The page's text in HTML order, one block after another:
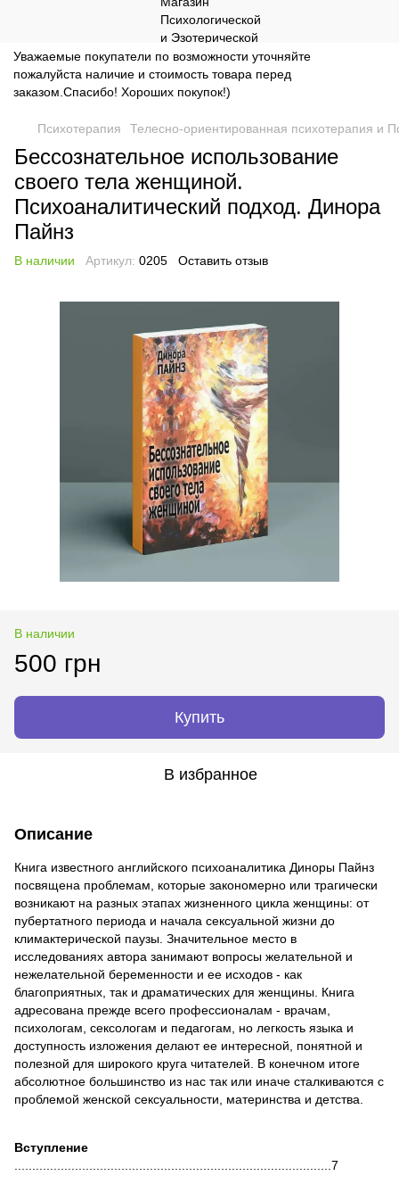
Уважаемые покупатели по возможности уточняйте
пожалуйста наличие и стоимость товара перед
заказом.Спасибо! Хороших покупок!)
Психотерапия Телесно-ориентированная психотерапия и
Бессознательное использование
своего тела женщиной.
Психоаналитический подход. Динора
Пайнз
В наличии Артикул: 0205 Оставить отзыв
В наличии
500 грн
Купить
В избранное
Описание
Книга известного английского психоаналитика Диноры Пайнз
посвящена проблемам, которые закономерно или трагически
возникают на разных этапах жизненного цикла женщины: от
пубертатного периода и начала сексуальной жизни до
климактерической паузы. Значительное место в
исследованиях автора занимают вопросы желательной и
нежелательной беременности и ее исходов - как
благоприятных, так и драматических для женщины. Книга
адресована прежде всего профессионалам - врачам,
психологам, сексологам и педагогам, но легкость языка и
доступность изложения делают ее интересной, понятной и
полезной для широкого круга читателей. В конечном итоге
абсолютное большинство из нас так или иначе сталкиваются с
проблемой женской сексуальности, материнства и детства.
Вступление
.........................................................................................7